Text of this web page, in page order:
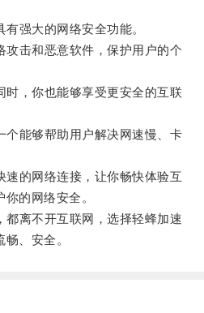
强大的网络安全功能。
击和恶意软件，保护用户的个
，你也能够享受更安全的互联
能够帮助用户解决网速慢、卡
的网络连接，让你畅快体验互
的网络安全。
离不开互联网，选择轻蜂加速
、安全。